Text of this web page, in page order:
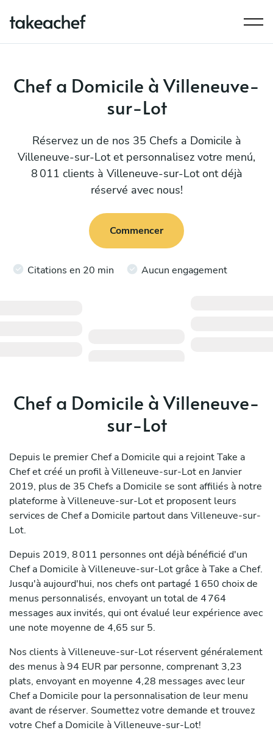
Chef a Domicile à Villeneuve-
sur-Lot
Réservez un de nos 35 Chefs a Domicile à
Villeneuve-sur-Lot et personnalisez votre menú,
8 011 clients à Villeneuve-sur-Lot ont déjà
réservé avec nous!
Commencer
Citations en 20 min Aucun engagement
Chef a Domicile à Villeneuve-
sur-Lot
Depuis le premier Chef a Domicile qui a rejoint Take a
Chef et créé un profil à Villeneuve-sur-Lot en Janvier
2019, plus de 35 Chefs a Domicile se sont affiliés à notre
plateforme à Villeneuve-sur-Lot et proposent leurs
services de Chef a Domicile partout dans Villeneuve-sur-
Lot.
Depuis 2019, 8 011 personnes ont déjà bénéficié d'un
Chef a Domicile à Villeneuve-sur-Lot grâce à Take a Chef.
Jusqu'à aujourd'hui, nos chefs ont partagé 1 650 choix de
menus personnalisés, envoyant un total de 4 764
messages aux invités, qui ont évalué leur expérience avec
une note moyenne de 4,65 sur 5.
Nos clients à Villeneuve-sur-Lot réservent généralement
des menus à 94 EUR par personne, comprenant 3,23
plats, envoyant en moyenne 4,28 messages avec leur
Chef a Domicile pour la personnalisation de leur menu
avant de réserver. Soumettez votre demande et trouvez
votre Chef a Domicile à Villeneuve-sur-Lot!